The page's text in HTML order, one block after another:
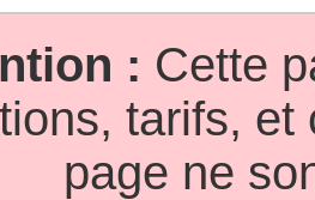
: Cette
tarifs,
page ne